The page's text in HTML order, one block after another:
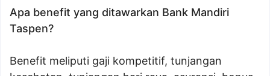
Apa benefit yang ditawarkan Bank Mandiri
Taspen?
Benefit meliputi gaji kompetitif, tunjangan